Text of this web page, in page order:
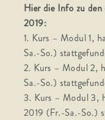
Hier die Info zu
2019:
1. Kurs – Modul 1,
Sa.-So.)
2. Kurs – Modul 2,
Sa.-So.)
3. Kurs – Modul 3,
2019 (Fr.-Sa.-So.)